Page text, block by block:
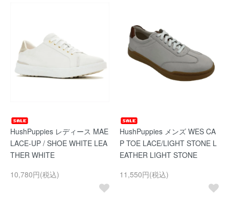
HushPuppies レディース MAE
LACE-UP / SHOE WHITE LEA
THER WHITE
10,780円(税込)
HushPuppies メンズ WES CA
P TOE LACE/LIGHT STONE L
EATHER LIGHT STONE
11,550円(税込)